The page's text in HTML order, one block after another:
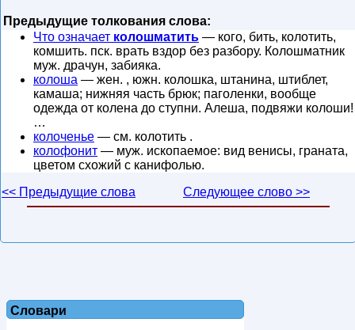
Предыдущие толкования слова:
Что означает колошматить — кого, бить, колотить,
комшить. пск. врать вздор без разбору. Колошматник
муж. драчун, забияка.
колоша — жен. , южн. колошка, штанина, штиблет,
камаша; нижняя часть брюк; паголенки, вообще
одежда от колена до ступни. Алеша, подвяжи колоши!
…
колоченье — см. колотить .
колофонит — муж. ископаемое: вид венисы, граната,
цветом схожий с канифолью.
<< Предыдущие слова
Следующее слово >>
Словари